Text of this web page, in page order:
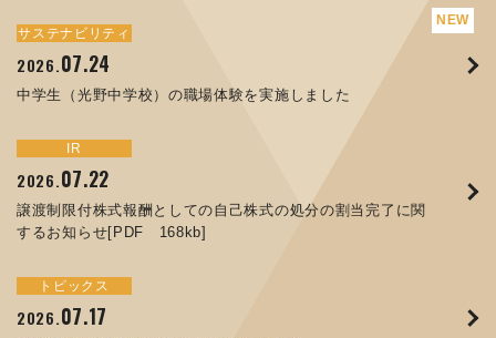
サステナビリティ
2026.07.24
中学生（光野中学校）の職場体験を実施しました
IR
2026.07.22
譲渡制限付株式報酬としての自己株式の処分の割当完了に関
するお知らせ[PDF 168kb]
トピックス
2026.07.17
お知らせ
2025.11.17
コラムを更新しました：MECT2025(メカトロテックジャパ
お知らせ
2025.09.02
XWT-8 日本デザイン振興会賞受賞！
お知らせ
2025.05.29
トピックス
2026.04.17
ORANGE NEWS Vol. 013を掲載しました
トピックス
2025.10.01
高松流技Vol.25を掲載しました
2025.09.10
ORANGE NEWS Vol. 011を掲載しました
イベント
2025.08.29
MECT 2025 出展のご案内 ※終了しました
イベント
2025.04.16
MEX金沢2025 出展のご案内 ※終了しました
2024.09.26
JIMTOF2024 出展のご案内 ※終了しました
IR
2026. 07.07
IR
2026.07.01
コーポレートガバナンス報告書を更新しました
IR
2026.06.26
サステナビリティ
2026.06.12
人材戦略を策定しました
サステナビリティ
2026.03.26
「健康経営優良法人２０２６（大規模法人部門）」に認定さ
れました
サステナビリティ
2025.12.09